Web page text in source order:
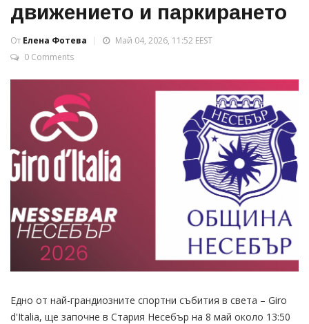
движението и паркирането
От Елена Фотева
Май 04, 2026, 11:52 EEST
0 Comments
Едно от най-грандиозните спортни събития в света – Giro
d'Italia, ще започне в Стария Несебър на 8 май около 13:50